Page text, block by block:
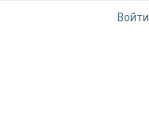
Войти